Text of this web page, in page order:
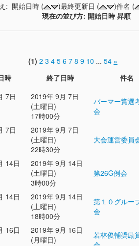
: 開始日時 ( )最終更新日 (
)件名 (
現在の並び方: 開始日時 昇順
(1) 2 3 4 5 6 7 8 9 10 ... 54 »
時 終了日時 件名
7日
2019年 9月 7日
(土曜日)
17時00分
パーマー賞選
会
7日
2019年 9月 7日
(土曜日)
22時30分
大会運営委員
14日
2019年 9月 14日
(土曜日)
3時00分
第26G例会
14日
2019年 9月 14日
(土曜日)
18時00分
第１０グルー
会
16日
2019年 9月 16日
(月曜日)
若林俊輔奨励